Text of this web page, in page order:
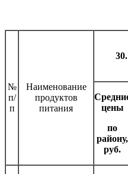
№
п/
п
Наименование
продуктов
питания
цены
по
району,
руб.